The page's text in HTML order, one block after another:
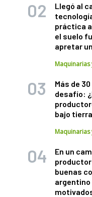
Llegó al
práctica
el suelo
apretar
Maquinarias
Más de
desafío:
bajo
Maquinarias
En un
buenas
argentino